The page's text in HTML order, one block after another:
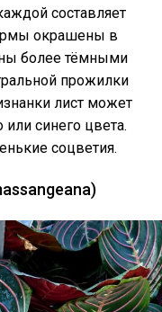
составляет
окрашены в
более тёмными
прожилки
лист может
синего цвета.
соцветия.